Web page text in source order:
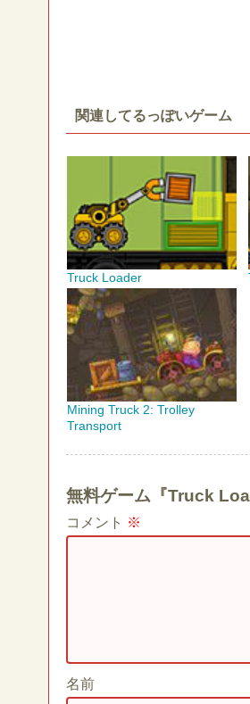
関連してるっぽいゲーム
Truck Loader
Mining Truck 2: Trolley
Transport
無料ゲーム『Truck
コメント ※
名前